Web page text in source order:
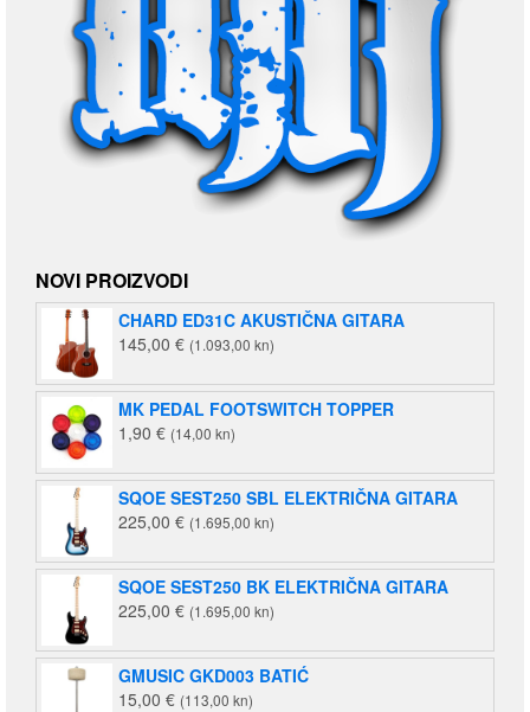
NOVI PROIZVODI
CHARD ED31C AKUSTIČNA GITARA
145,00 € (1.093,00 kn)
MK PEDAL FOOTSWITCH TOPPER
1,90 € (14,00 kn)
SQOE SEST250 SBL ELEKTRIČNA GITARA
225,00 € (1.695,00 kn)
SQOE SEST250 BK ELEKTRIČNA GITARA
225,00 € (1.695,00 kn)
GMUSIC GKD003 BATIĆ
15,00 € (113,00 kn)